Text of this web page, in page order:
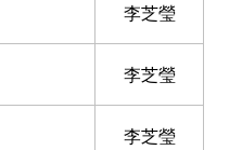
李芝瑩
李芝瑩
李芝瑩